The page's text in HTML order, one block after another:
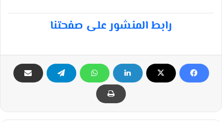
رابط المنشور على صفحتنا